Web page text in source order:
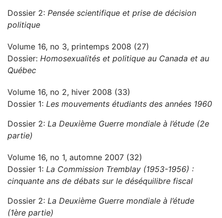
Dossier 2: Pensée scientifique et prise de décision
politique
Volume 16, no 3, printemps 2008 (27)
Dossier: Homosexualités et politique au Canada et au
Québec
Volume 16, no 2, hiver 2008 (33)
Dossier 1: Les mouvements étudiants des années 1960
Dossier 2: La Deuxième Guerre mondiale à l’étude (2e
partie)
Volume 16, no 1, automne 2007 (32)
Dossier 1: La Commission Tremblay (1953-1956) :
cinquante ans de débats sur le déséquilibre fiscal
Dossier 2: La Deuxième Guerre mondiale à l’étude
(1ère partie)